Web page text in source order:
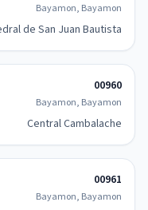
Bayamon, Bayamon
de San Juan Bautista
00960
Bayamon, Bayamon
Central Cambalache
00961
Bayamon, Bayamon